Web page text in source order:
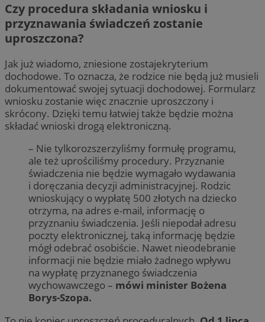
Czy procedura składania wniosku i
przyznawania świadczeń zostanie
uproszczona?
Jak już wiadomo, zniesione zostajekryterium
dochodowe. To oznacza, że rodzice nie będą już musieli
dokumentować swojej sytuacji dochodowej. Formularz
wniosku zostanie więc znacznie uproszczony i
skrócony. Dzięki temu łatwiej także będzie można
składać wnioski drogą elektroniczną.
– Nie tylkorozszerzyliśmy formułę programu,
ale też uprościliśmy procedury. Przyznanie
świadczenia nie będzie wymagało wydawania
i doręczania decyzji administracyjnej. Rodzic
wnioskujący o wypłatę 500 złotych na dziecko
otrzyma, na adres e-mail, informację o
przyznaniu świadczenia. Jeśli niepodał adresu
poczty elektronicznej, taką informację będzie
mógł odebrać osobiście. Nawet nieodebranie
informacji nie będzie miało żadnego wpływu
na wypłatę przyznanego świadczenia
wychowawczego – mówi minister Bożena
Borys-Szopa.